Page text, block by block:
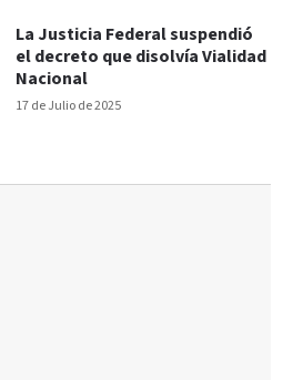
17 de Julio de 2025
La Justicia Federal suspendió
el decreto que disolvía Vialidad
Nacional